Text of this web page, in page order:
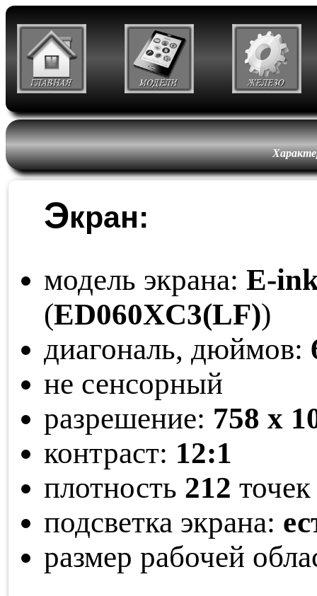
Экран:
модель экрана: E-
(ED060XC3(LF))
диагональ, дюймов:
не сенсорный
разрешение: 758 x
контраст: 12:1
плотность 212
подсветка экрана:
размер рабочей